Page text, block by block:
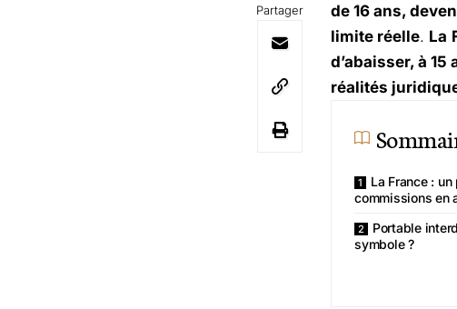
Partager
de 16 ans,
limite réelle. La
d’abaisser, à
réalités
La France :
commissions en
Portable
symbole ?